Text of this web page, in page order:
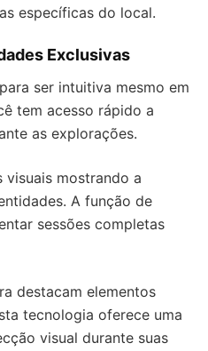
específicas do local.
Exclusivas
ser intuitiva mesmo em
tem acesso rápido a
as explorações.
visuais mostrando a
A função de
sessões completas
destacam elementos
tecnologia oferece uma
visual durante suas